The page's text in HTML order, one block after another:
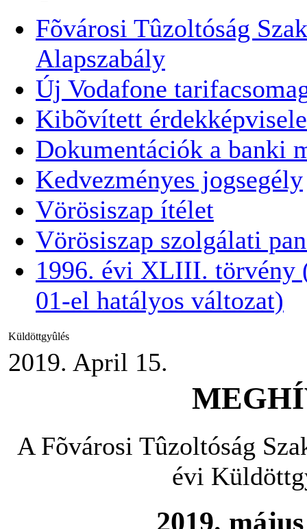
Fõvárosi Tûzoltóság
Alapszabály
Új Vodafone
Kibõvített
Dokumentációk a banki
Kedvezményes jogsegély
Vörösiszap ítélet
Vörösiszap szolgálati
1996. évi XLIII. törvény
01-el hatályos változat)
Küldöttgyûlés
2019. April 15.
A Fõvárosi Tûzoltóság
évi
2019.